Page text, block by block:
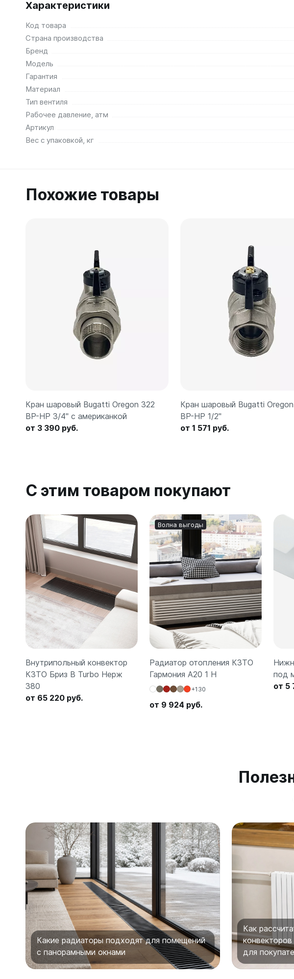
Характеристики
Код товара
Страна производства
Бренд
Модель
Гарантия
Материал
Тип вентиля
Рабочее давление, атм
Артикул
Вес с упаковкой, кг
Похожие товары
Кран шаровый Bugatti Oregon 322
ВР-НР 3/4" с американкой
от 3 390 руб.
Кран шаровый Bugatti
ВР-НР 1/2"
от 1 571 руб.
С этим товаром покупают
Внутрипольный конвектор
КЗТО Бриз В Turbo Нерж
380
от 65 220 руб.
Волна выгоды
Радиатор отопления КЗТО
Гармония А20 1 H
+130
от 9 924 руб.
под
от 5
Какие радиаторы подходят для помещений
с панорамными окнами
Как
для